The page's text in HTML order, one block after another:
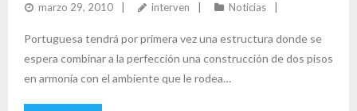
marzo 29, 2010 interven Noticias
Portuguesa tendrá por primera vez una estructura donde se
espera combinar a la perfección una construcción de dos pisos
en armonía con el ambiente que le rodea…